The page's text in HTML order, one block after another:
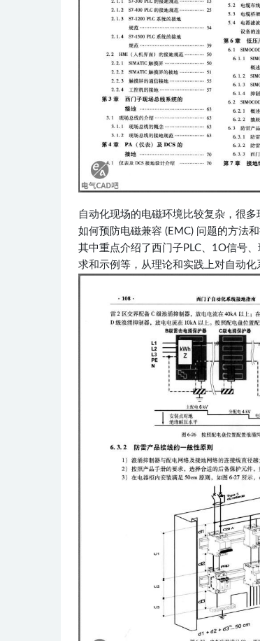
自动化现场的电磁环境比较复杂，很
如何预防电磁兼容 (EMC) 问题的方法和
其中重点介绍了西门子PLC、1O信号
求和示例等，从理论和实践上对自动化